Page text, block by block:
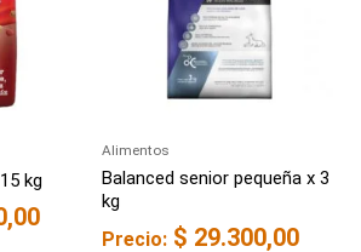
kg
Alimentos
Balanced senior pequeña x 3
kg
Precio: $ 29.300,00